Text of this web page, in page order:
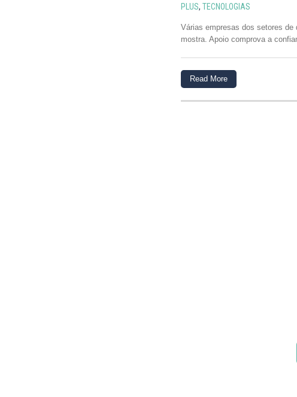
PLUS, TECNOLOGIAS
Várias empresas dos setores de
mostra. Apoio comprova a
Read More